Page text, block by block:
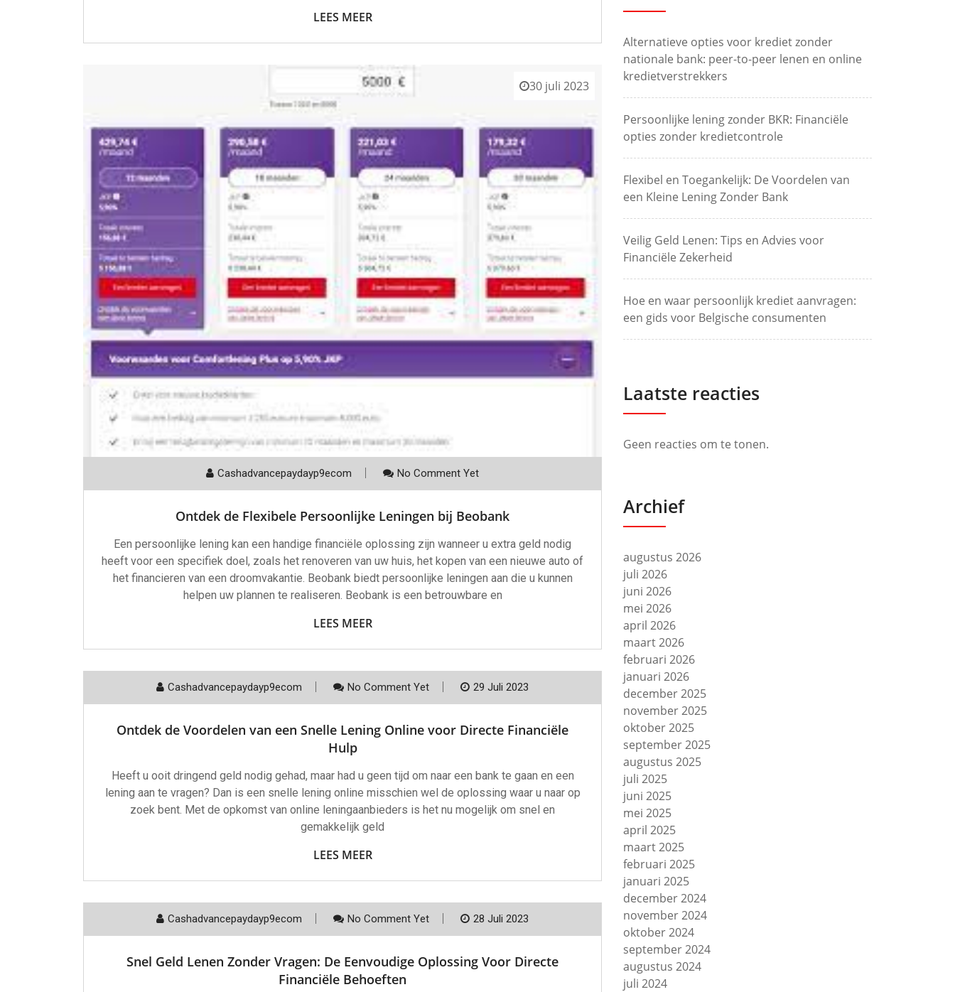
LEES MEER
30 juli 2023
Cashadvancepaydayp9ecom No Comment Yet
Ontdek de Flexibele Persoonlijke Leningen bij Beobank
Een persoonlijke lening kan een handige financiële oplossing zijn wanneer u extra geld nodig
heeft voor een specifiek doel, zoals het renoveren van uw huis, het kopen van een nieuwe auto of
het financieren van een droomvakantie. Beobank biedt persoonlijke leningen aan die u kunnen
helpen uw plannen te realiseren. Beobank is een betrouwbare en
LEES MEER
Cashadvancepaydayp9ecom No Comment Yet 29 Juli 2023
Ontdek de Voordelen van een Snelle Lening Online voor Directe Financiële
Hulp
Heeft u ooit dringend geld nodig gehad, maar had u geen tijd om naar een bank te gaan en een
lening aan te vragen? Dan is een snelle lening online misschien wel de oplossing waar u naar op
zoek bent. Met de opkomst van online leningaanbieders is het nu mogelijk om snel en
gemakkelijk geld
LEES MEER
Cashadvancepaydayp9ecom No Comment Yet 28 Juli 2023
Snel Geld Lenen Zonder Vragen: De Eenvoudige Oplossing Voor Directe
Financiële Behoeften
Alternatieve opties voor krediet zonder
nationale bank: peer-to-peer lenen en online
kredietverstrekkers
Persoonlijke lening zonder BKR: Financiële
opties zonder kredietcontrole
Flexibel en Toegankelijk: De Voordelen van
een Kleine Lening Zonder Bank
Veilig Geld Lenen: Tips en Advies voor
Financiële Zekerheid
Hoe en waar persoonlijk krediet aanvragen:
een gids voor Belgische consumenten
Laatste reacties
Geen reacties om te tonen.
Archief
augustus 2026
juli 2026
juni 2026
mei 2026
april 2026
maart 2026
februari 2026
januari 2026
december 2025
november 2025
oktober 2025
september 2025
augustus 2025
juli 2025
juni 2025
mei 2025
april 2025
maart 2025
februari 2025
januari 2025
december 2024
november 2024
oktober 2024
september 2024
augustus 2024
juli 2024